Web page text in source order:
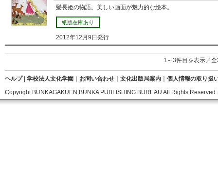
髪長姫の物語。美しい画面が魅力的な絵本。
紙版在庫あり
2012年12月9日発行
1～3件目を表示／
ヘルプ| 学校法人文化学園 お問い合わせ 文化出版局案内
個人情報の取り扱
Copyright BUNKAGAKUEN BUNKA PUBLISHING BUREAU All Rights Reserved.